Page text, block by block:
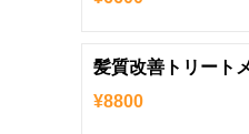
髪質改善トリート
¥8800